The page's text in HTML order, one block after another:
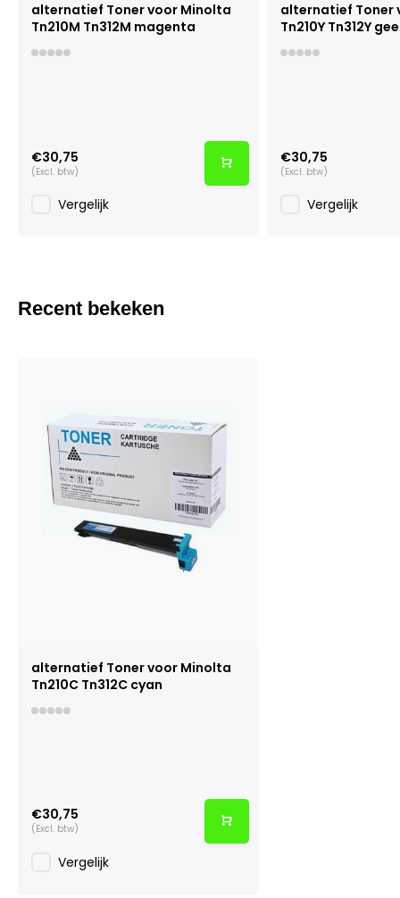
alternatief Toner voor Minolta
Tn210M Tn312M magenta
€30,75
(Excl. btw)
Vergelijk
alternatief Toner
Tn210Y Tn312Y
€30,75
(Excl. btw)
Vergelijk
Recent bekeken
alternatief Toner voor Minolta
Tn210C Tn312C cyan
€30,75
(Excl. btw)
Vergelijk